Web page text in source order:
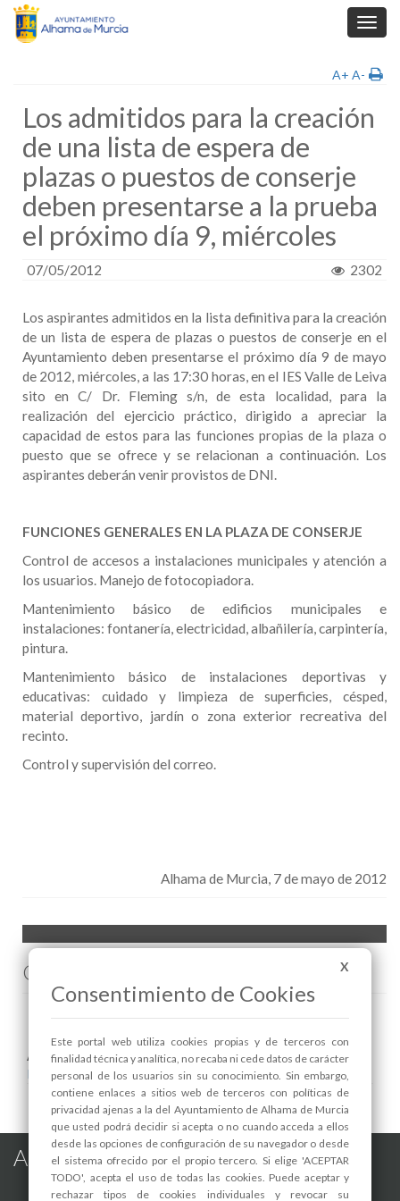
A+ A-
Los admitidos para la creación
de una lista de espera de
plazas o puestos de conserje
deben presentarse a la prueba
el próximo día 9, miércoles
07/05/2012 2302
Los aspirantes admitidos en la lista definitiva para la creación
de un lista de espera de plazas o puestos de conserje en el
Ayuntamiento deben presentarse el próximo día 9 de mayo
de 2012, miércoles, a las 17:30 horas, en el IES Valle de Leiva
sito en C/ Dr. Fleming s/n, de esta localidad, para la
realización del ejercicio práctico, dirigido a apreciar la
capacidad de estos para las funciones propias de la plaza o
puesto que se ofrece y se relacionan a continuación. Los
aspirantes deberán venir provistos de DNI.
FUNCIONES GENERALES EN LA PLAZA DE CONSERJE
Control de accesos a instalaciones municipales y atención a
los usuarios. Manejo de fotocopiadora.
Mantenimiento básico de edificios municipales e
instalaciones: fontanería, electricidad, albañilería, carpintería,
pintura.
Mantenimiento básico de instalaciones deportivas y
educativas: cuidado y limpieza de superficies, césped,
material deportivo, jardín o zona exterior recreativa del
recinto.
Control y supervisión del correo.
Alhama de Murcia, 7 de mayo de 2012
Comenta esta noticia en Facebook
Areas relacionadas:
Recursos Humanos
Alhama de Murcia en las Redes
X
Consentimiento de Cookies
Este portal web utiliza cookies propias y de terceros con
finalidad técnica y analítica, no recaba ni cede datos de carácter
personal de los usuarios sin su conocimiento. Sin embargo,
contiene enlaces a sitios web de terceros con políticas de
privacidad ajenas a la del Ayuntamiento de Alhama de Murcia
que usted podrá decidir si acepta o no cuando acceda a ellos
desde las opciones de configuración de su navegador o desde
el sistema ofrecido por el propio tercero. Si elige 'ACEPTAR
TODO', acepta el uso de todas las cookies. Puede aceptar y
rechazar tipos de cookies individuales y revocar su